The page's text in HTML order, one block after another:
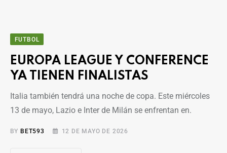
FUTBOL
EUROPA LEAGUE Y CONFERENCE
YA TIENEN FINALISTAS
Italia también tendrá una noche de copa. Este miércoles
13 de mayo, Lazio e Inter de Milán se enfrentan en.
BY BET593 12 DE MAYO DE 2026